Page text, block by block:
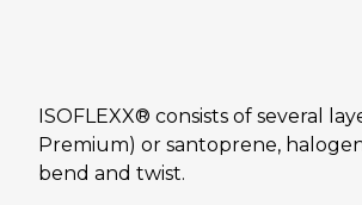
ISOFLEXX® consists of several
Premium) or santoprene,
bend and twist.